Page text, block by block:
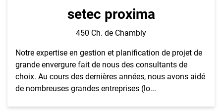
setec proxima
450 Ch. de Chambly
Notre expertise en gestion et planification de projet de
grande envergure fait de nous des consultants de
choix. Au cours des dernières années, nous avons aidé
de nombreuses grandes entreprises (lo...